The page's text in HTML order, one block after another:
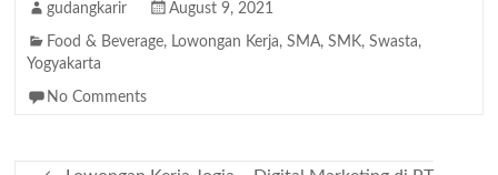
gudangkarir August 9, 2021
Food & Beverage, Lowongan Kerja,SMA,SMK,Swasta,
Yogyakarta
No Comments